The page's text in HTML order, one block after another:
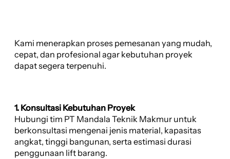
Kami menerapkan proses pemesanan yang mudah,
cepat, dan profesional agar kebutuhan proyek
dapat segera terpenuhi.
1. Konsultasi Kebutuhan Proyek
Hubungi tim PT Mandala Teknik Makmur untuk
berkonsultasi mengenai jenis material, kapasitas
angkat, tinggi bangunan, serta estimasi durasi
penggunaan lift barang.